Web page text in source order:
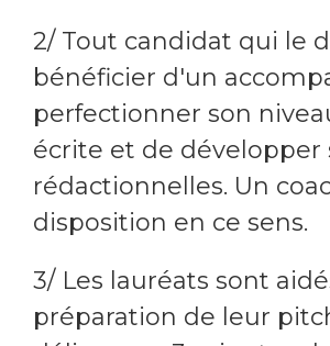
2/ Tout candidat qui le
bénéficier d'un
perfectionner son
écrite et de développer
rédactionnelles. Un
disposition en ce sens.
3/ Les lauréats sont
préparation de leur